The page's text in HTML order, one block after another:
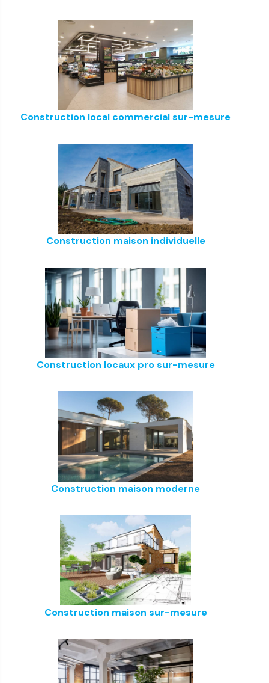
Construction local commercial sur-mesure
Construction maison individuelle
Construction locaux pro sur-mesure
Construction maison moderne
Construction maison sur-mesure